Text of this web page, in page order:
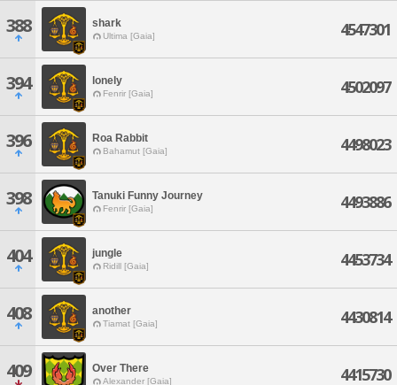
388 shark
Ultima [Gaia] 4547301
394 lonely
Fenrir [Gaia] 4502097
396 Roa Rabbit
Bahamut [Gaia] 4498023
398 Tanuki Funny Journey
Fenrir [Gaia] 4493886
404 jungle
Ridill [Gaia] 4453734
408 another
Tiamat [Gaia] 4430814
409 Over There
Alexander [Gaia] 4415730